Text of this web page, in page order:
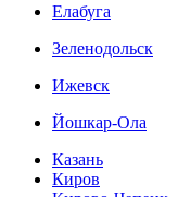
Елабуга
Зеленодольск
Ижевск
Йошкар-Ола
Казань
Киров